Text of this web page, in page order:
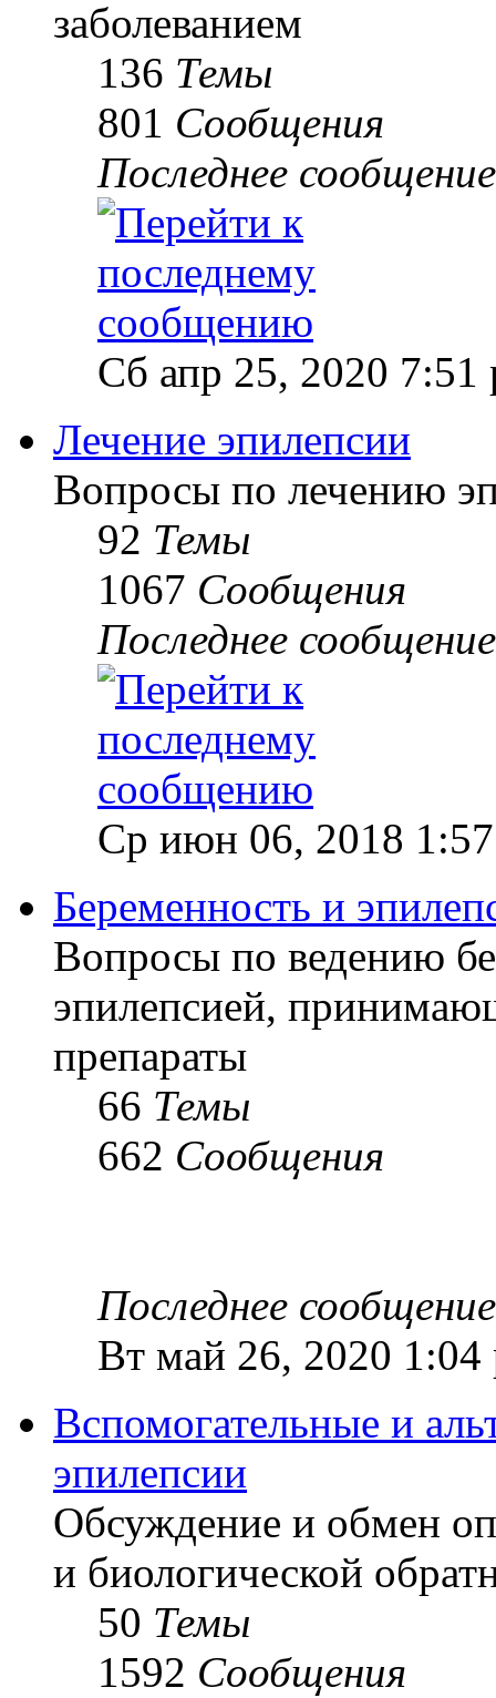
заболеванием
136 Темы
801 Сообщения
Последнее сообщение
Сб апр 25, 2020 7:51
Лечение эпилепсии
Вопросы по лечению
92 Темы
1067 Сообщения
Последнее сообщение
Ср июн 06, 2018
Беременность и
Вопросы по ведению
эпилепсией,
препараты
66 Темы
662 Сообщения
Последнее сообщение
Вт май 26, 2020 1:04
Вспомогательные и
эпилепсии
Обсуждение и обмен
и биологической
50 Темы
1592 Сообщения